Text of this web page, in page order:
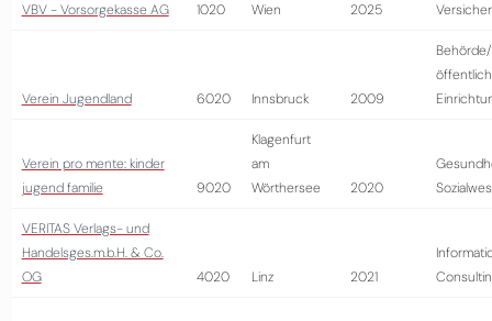
VBV - Vorsorgekasse AG 1020 Wien 2025
Verein Jugendland 6020 Innsbruck 2009
Behörde/
Verein pro mente: kinder
jugend familie
9020
Klagenfurt
am
Wörthersee
2020
VERITAS Verlags- und
Handelsges.m.b.H. & Co.
OG
4020 Linz 2021